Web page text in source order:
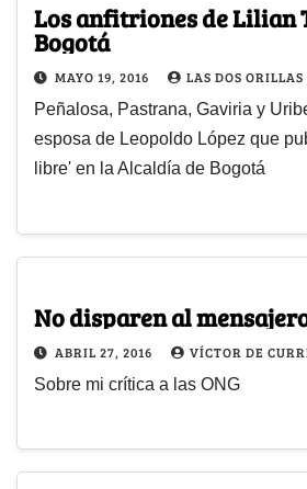
Los anfitriones de Lilian
Bogotá
MAYO 19, 2016 LAS DOS ORILLAS
Peñalosa, Pastrana, Gaviria y
esposa de Leopoldo López que
libre' en la Alcaldía de Bogotá
No disparen al
ABRIL 27, 2016 VÍCTOR DE
Sobre mi crítica a las ONG